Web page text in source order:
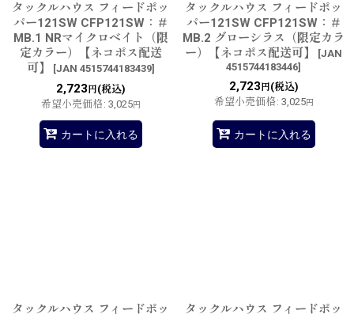
タックルハウス フィードポッ
パー121SW CFP121SW：＃
MB.1 NRマイクロベイト（限
定カラー）【ネコポス配送
可】
[JAN 4515744183439]
2,723 円(税込)
希望小売価格: 3,025円
カートに入れる
タックルハウス フィードポッ
パー121SW CFP121SW：＃
MB.2 グローシラス（限定カラ
ー）【ネコポス配送可】
[JAN
4515744183446]
2,723 円(税込)
希望小売価格: 3,025円
カートに入れる
タックルハウス フィードポッ
タックルハウス フィードポッ